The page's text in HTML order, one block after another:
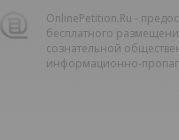
OnlinePetition.Ru -
бесплатного
сознательной
информационно-